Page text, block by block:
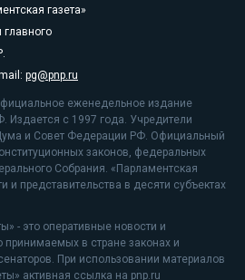
газета»
pg@pnp.ru
еженедельное издание
Издается с 1997 года. Учредители
и Совет Федерации РФ. Официальный
законов, федеральных
Собрания. «Парламентская
и представительства в десяти субъектах
- это оперативные новости и
в стране законах и
При использовании материалов
активная ссылка на pnp.ru